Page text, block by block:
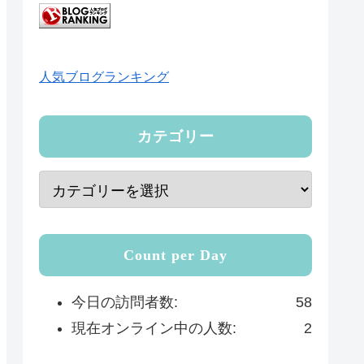
人気ブログランキング
カテゴリー
Count per Day
58
今日の訪問者数:
2
現在オンライン中の人数: